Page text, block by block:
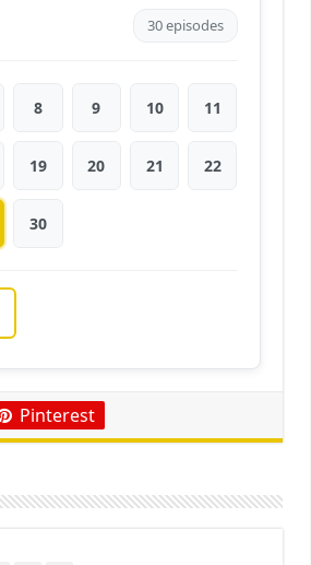
30 episodes
8 9 10 11
19 20 21 22
30
Pinterest